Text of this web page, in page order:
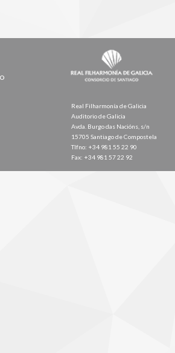
Real Filharmonía de Galicia
Auditorio de Galicia
Avda. Burgo das Nacións, s/n
15705 Santiago de Compostela
Tlfno: +34 981 55 22 90
Fax: +34 981 57 22 92